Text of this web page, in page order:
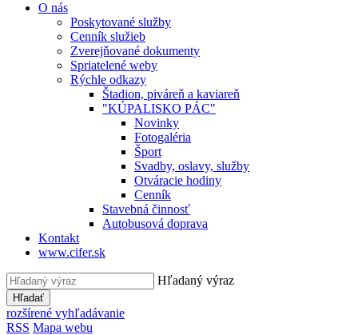
O nás
Poskytované služby
Cenník služieb
Zverejňované dokumenty
Spriatelené weby
Rýchle odkazy
Štadion, piváreň a kaviareň
"KÚPALISKO PÁC"
Novinky
Fotogaléria
Šport
Svadby, oslavy, služby
Otváracie hodiny
Cenník
Stavebná činnosť
Autobusová doprava
Kontakt
www.cifer.sk
Hľadaný výraz
Hľadať
rozšírené vyhľadávanie
RSS Mapa webu